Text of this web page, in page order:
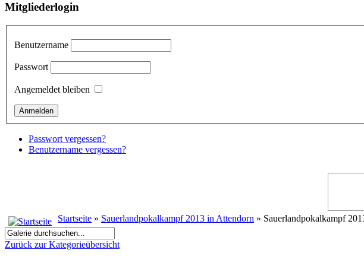
Mitgliederlogin
Benutzername
Passwort
Angemeldet bleiben
Passwort vergessen?
Benutzername vergessen?
Startseite » Sauerlandpokalkampf 2013 in Attendorn » Sauerlandpokalkampf
Zurück zur Kategorieübersicht